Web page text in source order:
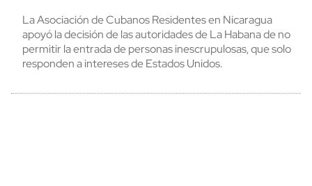
La Asociación de Cubanos Residentes en Nicaragua
apoyó la decisión de las autoridades de La Habana de no
permitir la entrada de personas inescrupulosas, que solo
responden a intereses de Estados Unidos.